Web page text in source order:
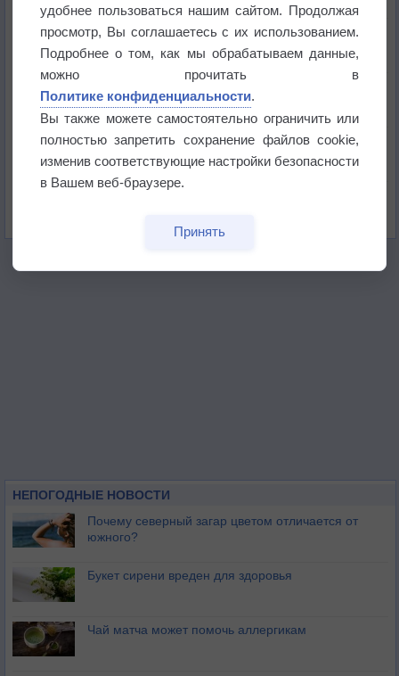
Европейские столицы бьют рекорды жары
Впервые за 155 лет в Лондоне в течение месяца
не выпадал дождь
Лето продолжит щедро раздавать своё тепло!
Погода в Екатеринбурге 5 августа
НЕПОГОДНЫЕ НОВОСТИ
Почему северный загар цветом отличается от
южного?
Букет сирени вреден для здоровья
Чай матча может помочь аллергикам
удобнее пользоваться нашим сайтом. Продолжая
просмотр, Вы соглашаетесь с их использованием.
Подробнее о том, как мы обрабатываем данные,
можно прочитать в
Политике конфиденциальности.
Вы также можете самостоятельно ограничить или
полностью запретить сохранение файлов cookie,
изменив соответствующие настройки безопасности
в Вашем веб-браузере.
Принять